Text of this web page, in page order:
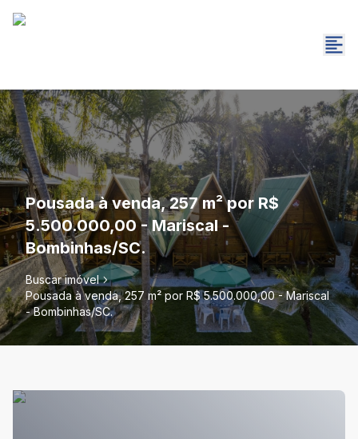
Pousada à venda, 257 m² por R$
5.500.000,00 - Mariscal -
Bombinhas/SC.
Buscar imóvel
Pousada à venda, 257 m² por R$ 5.500.000,00 - Mariscal
- Bombinhas/SC.